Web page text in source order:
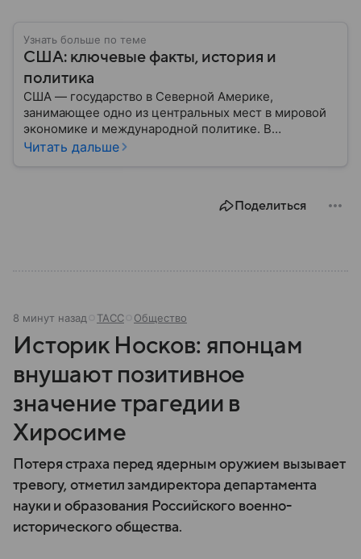
Узнать больше по теме
США: ключевые факты, история и
политика
США — государство в Северной Америке,
занимающее одно из центральных мест в мировой
экономике и международной политике. В
материале — основные сведения об этой стране.
Читать дальше
Поделиться
8 минут назад ТАСС Общество
Историк Носков: японцам
внушают позитивное
значение трагедии в
Хиросиме
Потеря страха перед ядерным оружием вызывает
тревогу, отметил замдиректора департамента
науки и образования Российского военно-
исторического общества.